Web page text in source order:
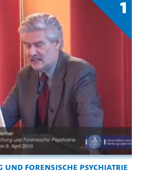
1
Forensische Psychiatrie